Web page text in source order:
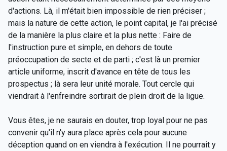
d'actions. Là, il m'était bien impossible de rien préciser ;
mais la nature de cette action, le point capital, je l'ai précisé
de la manière la plus claire et la plus nette : Faire de
l'instruction pure et simple, en dehors de toute
préoccupation de secte et de parti ; c'est là un premier
article uniforme, inscrit d'avance en tête de tous les
prospectus ; là sera leur unité morale. Tout cercle qui
viendrait à l'enfreindre sortirait de plein droit de la ligue.
Vous êtes, je ne saurais en douter, trop loyal pour ne pas
convenir qu'il n'y aura place après cela pour aucune
déception quand on en viendra à l'exécution. Il ne pourrait y